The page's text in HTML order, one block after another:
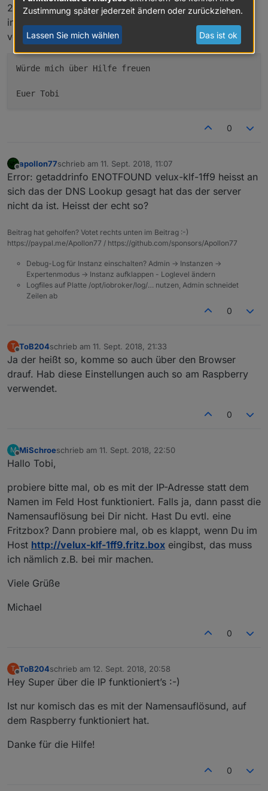
2018-09-11 12:35:31.967 - error: klf200.0 Error during
initialization occured: Error: getaddrinfo ENOTFOUND
velux-klf-1ff9 velux-klf-1ff9:80
Würde mich über Hilfe freuen
Euer Tobi
0
apollon77schrieb am 11. Sept. 2018, 11:07
zuletzt editiert von
Error: getaddrinfo ENOTFOUND velux-klf-1ff9 heisst an
sich das der DNS Lookup gesagt hat das der server
nicht da ist. Heisst der echt so?
Beitrag hat geholfen? Votet rechts unten im Beitrag :-)
https://paypal.me/Apollon77 / https://github.com/sponsors/Apollon77
Debug-Log für Instanz einschalten? Admin -> Instanzen ->
Expertenmodus -> Instanz aufklappen - Loglevel ändern
Logfiles auf Platte /opt/iobroker/log/… nutzen, Admin schneidet
Zeilen ab
0
T
Offline
ToB204schrieb am 11. Sept. 2018, 21:33
zuletzt editiert von
Ja der heißt so, komme so auch über den Browser
drauf. Hab diese Einstellungen auch so am Raspberry
verwendet.
0
M
Offline
MiSchroeschrieb am 11. Sept. 2018, 22:50
zuletzt editiert von
Hallo Tobi,
probiere bitte mal, ob es mit der IP-Adresse statt dem
Namen im Feld Host funktioniert. Falls ja, dann passt die
Namensauflösung bei Dir nicht. Hast Du evtl. eine
Fritzbox? Dann probiere mal, ob es klappt, wenn Du im
Host http://velux-klf-1ff9.fritz.box eingibst, das muss
ich nämlich z.B. bei mir machen.
Viele Grüße
Michael
0
T
Offline
ToB204schrieb am 12. Sept. 2018, 20:58
zuletzt editiert von
Hey Super über die IP funktioniert’s :-)
Ist nur komisch das es mit der Namensauflösund, auf
dem Raspberry funktioniert hat.
Danke für die Hilfe!
0
Zustimmung später jederzeit ändern oder zurückziehen.
Lassen Sie mich wählen Das ist ok